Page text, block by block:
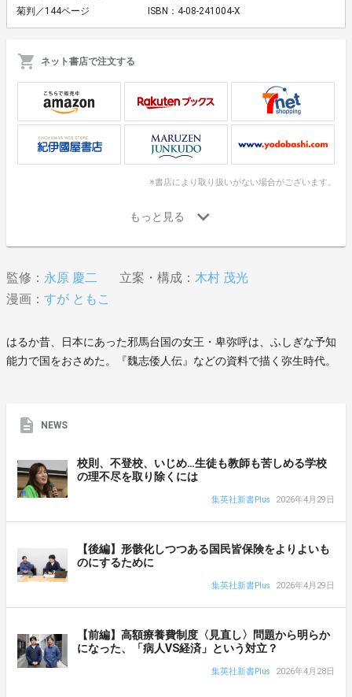
菊判／144ページ
ISBN：4-08-241004-X
ネット書店で注文する
※書店により取り扱いがない場合がございます。
監修： 永原 慶二 立案・構成： 木村 茂光
漫画： すが ともこ
はるか昔、日本にあった邪馬台国の女王・卑弥呼は、ふしぎな予知
能力で国をおさめた。『魏志倭人伝』などの資料で描く弥生時代。
NEWS
校則、不登校、いじめ…生徒も教師も苦しめる学校
の理不尽を取り除くには
集英社新書Plus 2026年4月29日
【後編】形骸化しつつある国民皆保険をよりよいも
のにするために
集英社新書Plus 2026年4月29日
【前編】高額療養費制度〈見直し〉問題から明らか
になった、「病人VS経済」という対立？
集英社新書Plus 2026年4月28日